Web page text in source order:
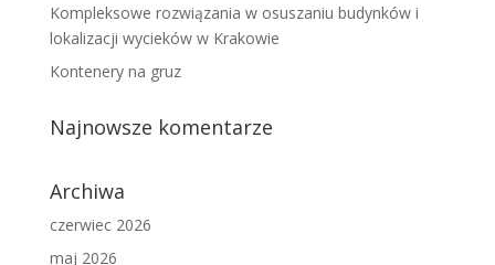
Kompleksowe rozwiązania w osuszaniu budynków i
lokalizacji wycieków w Krakowie
Kontenery na gruz
Najnowsze komentarze
Archiwa
czerwiec 2026
maj 2026